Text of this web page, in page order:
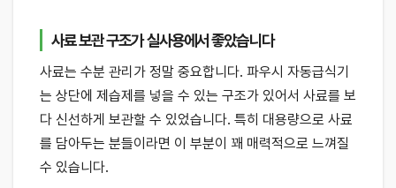
사료 보관 구조가 실사용에서 좋았습니다
사료는 수분 관리가 정말 중요합니다. 파우시 자동급식기
는 상단에 제습제를 넣을 수 있는 구조가 있어서 사료를 보
다 신선하게 보관할 수 있었습니다. 특히 대용량으로 사료
를 담아두는 분들이라면 이 부분이 꽤 매력적으로 느껴질
수 있습니다.